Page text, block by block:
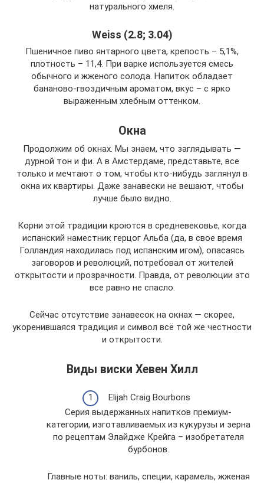
натурального хмеля.
Weiss (2.8; 3.04)
Пшеничное пиво янтарного цвета, крепость – 5,1%,
плотность – 11,4. При варке используется смесь
обычного и жженого солода. Напиток обладает
бананово-гвоздичным ароматом, вкус – с ярко
выраженным хлебным оттенком.
Окна
Продолжим об окнах. Мы знаем, что заглядывать —
дурной тон и фи. А в Амстердаме, представьте, все
только и мечтают о том, чтобы кто-нибудь заглянул в
окна их квартиры. Даже занавески не вешают, чтобы
лучше было видно.
Корни этой традиции кроются в средневековье, когда
испанский наместник герцог Альба (да, в свое время
Голландия находилась под испанским игом), опасаясь
заговоров и революций, потребовал от жителей
открытости и прозрачности. Правда, от революции это
все равно не спасло.
Сейчас отсутствие занавесок на окнах — скорее,
укоренившаяся традиция и символ всё той же честности
и открытости.
Виды виски Хевен Хилл
Elijah Craig Bourbons
Серия выдержанных напитков премиум-
категории, изготавливаемых из кукурузы и зерна
по рецептам Элайдже Крейга – изобретателя
бурбонов.
Главные ноты: ваниль, специи, карамель, жженая